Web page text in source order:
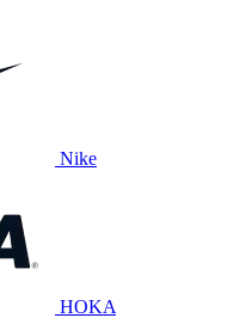
Nike
HOKA